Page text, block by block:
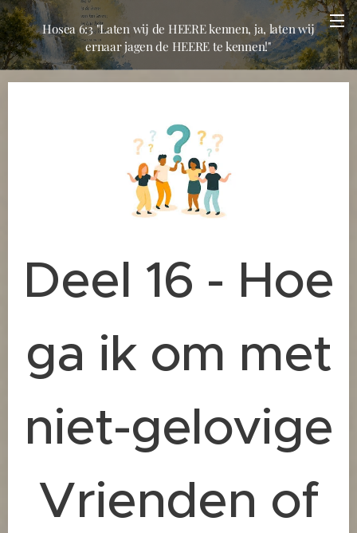
Hosea 6:3 "Laten wij de HEERE kennen, ja, laten wij
ernaar jagen de HEERE te kennen!"
Deel 16 - Hoe
ga ik om met
niet-gelovige
Vrienden of